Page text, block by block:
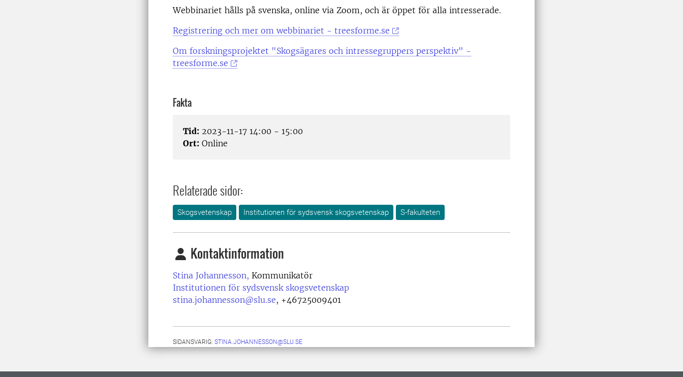
Webbinariet hålls på svenska, online via Zoom, och är öppet för alla intresserade.
Registrering och mer om webbinariet - treesforme.se
Om forskningsprojektet "Skogsägares och intressegruppers perspektiv" -
treesforme.se
Fakta
Tid: 2023-11-17 14:00 - 15:00
Ort: Online
Relaterade sidor:
Skogsvetenskap Institutionen för sydsvensk skogsvetenskap S-fakulteten
Kontaktinformation
Stina Johannesson, Kommunikatör
Institutionen för sydsvensk skogsvetenskap
stina.johannesson@slu.se, +46725009401
SIDANSVARIG: STINA.JOHANNESSON@SLU.SE